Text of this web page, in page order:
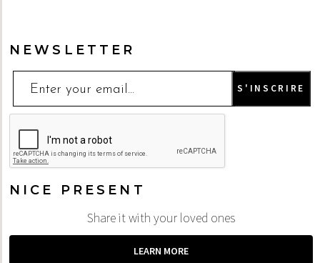
NEWSLETTER
NICE PRESENT
Share it with your loved ones
LEARN MORE